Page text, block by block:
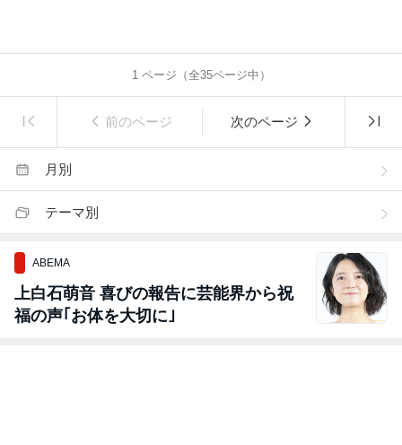
1ページ（全35ページ中）
前のページ 次のページ
月別
テーマ別
ABEMA
上白石萌音 喜びの報告に芸能界から祝
福の声｢お体を大切に｣